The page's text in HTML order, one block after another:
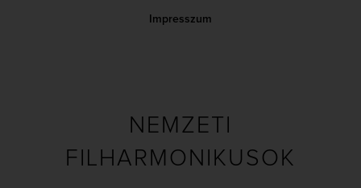
Impresszum
NEMZETI
FILHARMONIKUSOK